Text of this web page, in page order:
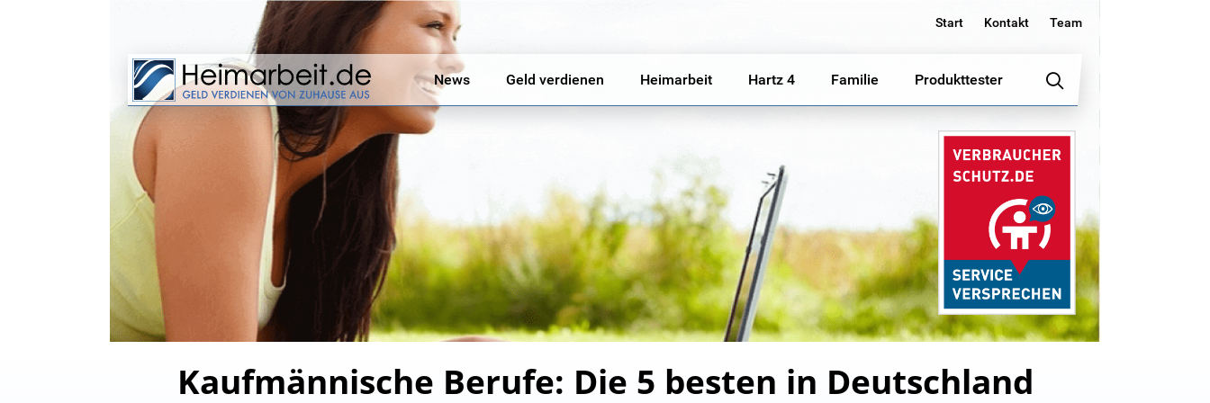
Start Kontakt Team
News Geld verdienen Heimarbeit Hartz 4 Familie Produkttester
Kaufmännische Berufe: Die 5 besten in Deutschland